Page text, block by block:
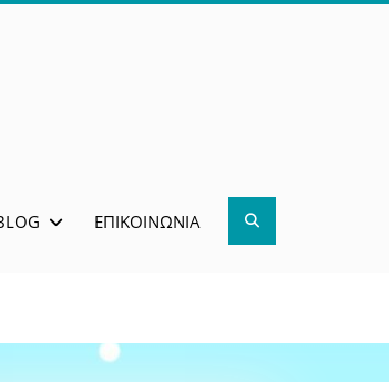
ΕΠΙΚΟΙΝΩΝΊΑ Search